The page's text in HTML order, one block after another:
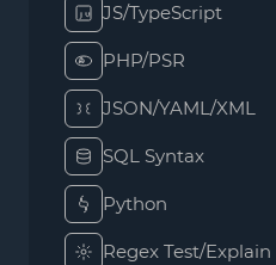
JS/TypeScript
PHP/PSR
JSON/YAML/XML
SQL Syntax
Python
Regex Test/Explain